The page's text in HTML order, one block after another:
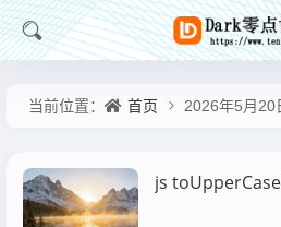
当前位置： 首页 2026年5月20
js